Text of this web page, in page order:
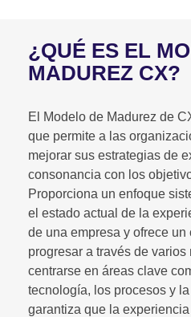
¿QUÉ ES EL
MADUREZ CX?
El Modelo de Madurez de
que permite a las
mejorar sus estrategias de
consonancia con los
Proporciona un enfoque
el estado actual de la
de una empresa y ofrece un
progresar a través de varios
centrarse en áreas clave
tecnología, los procesos y
garantiza que la